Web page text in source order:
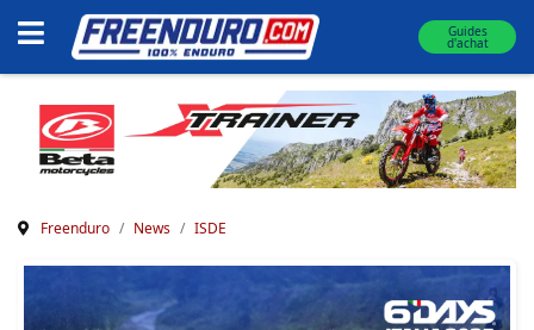
Guides
d'achat
Freenduro News ISDE